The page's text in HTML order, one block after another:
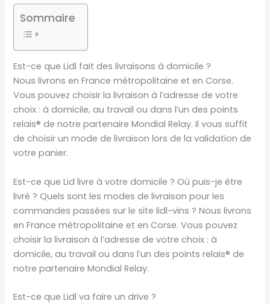
Sommaire
Est-ce que Lidl fait des livraisons à domicile ?
Nous livrons en France métropolitaine et en Corse.
Vous pouvez choisir la livraison à l’adresse de votre
choix : à domicile, au travail ou dans l’un des points
relais® de notre partenaire Mondial Relay. Il vous suffit
de choisir un mode de livraison lors de la validation de
votre panier.
Est-ce que Lid livre à votre domicile ? Où puis-je être
livré ? Quels sont les modes de livraison pour les
commandes passées sur le site lidl-vins ? Nous livrons
en France métropolitaine et en Corse. Vous pouvez
choisir la livraison à l’adresse de votre choix : à
domicile, au travail ou dans l’un des points relais® de
notre partenaire Mondial Relay.
Est-ce que Lidl va faire un drive ?